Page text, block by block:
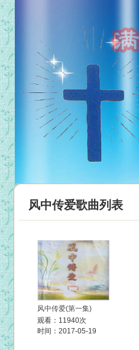
风中传爱歌曲列表
风中传爱(第一集)
观看：11940次
时间：2017-05-19